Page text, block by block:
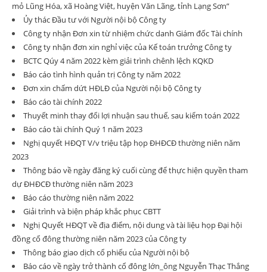
mỏ Lũng Hóa, xã Hoàng Việt, huyện Văn Lãng, tỉnh Lạng Sơn”
Ủy thác Đầu tư với Người nội bộ Công ty
Công ty nhận Đơn xin từ nhiệm chức danh Giám đốc Tài chính
Công ty nhận đơn xin nghỉ việc của Kế toán trưởng Công ty
BCTC Qúy 4 năm 2022 kèm giải trình chênh lệch KQKD
Báo cáo tình hình quản trị Công ty năm 2022
Đơn xin chấm dứt HĐLĐ của Người nội bộ Công ty
Báo cáo tài chính 2022
Thuyết minh thay đổi lợi nhuận sau thuế, sau kiểm toán 2022
Báo cáo tài chính Quý 1 năm 2023
Nghị quyết HĐQT V/v triệu tập họp ĐHĐCĐ thường niên năm
2023
Thông báo về ngày đăng ký cuối cùng để thực hiện quyền tham
dự ĐHĐCĐ thường niên năm 2023
Báo cáo thường niên năm 2022
Giải trình và biện pháp khắc phục CBTT
Nghị Quyết HĐQT về địa điểm, nội dung và tài liệu họp Đại hội
đồng cổ đông thường niên năm 2023 của Công ty
Thông báo giao dịch cổ phiếu của Người nội bộ
Báo cáo về ngày trở thành cổ đông lớn_ông Nguyễn Thạc Thắng